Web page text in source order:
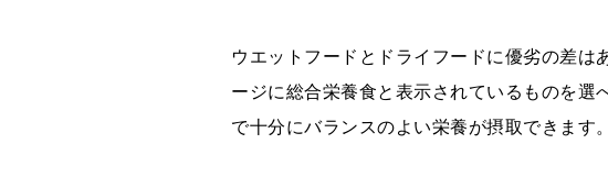
ウエットフードとドライフードに優劣の差
ージに総合栄養食と表示されているものを選
で十分にバランスのよい栄養が摂取できます。